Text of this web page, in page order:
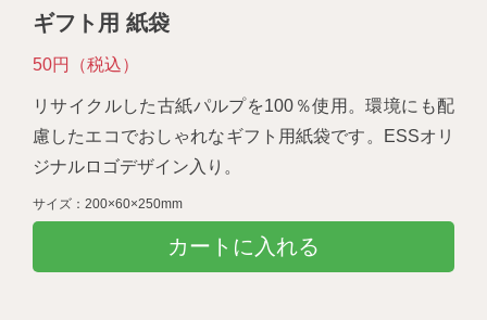
ギフト用 紙袋
50円（税込）
リサイクルした古紙パルプを100％使用。環境にも配
慮したエコでおしゃれなギフト用紙袋です。ESSオリ
ジナルロゴデザイン入り。
サイズ：200×60×250mm
カートに入れる